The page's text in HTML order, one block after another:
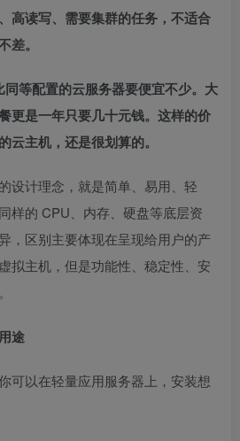
高读写、需要集群的任务，不适合
差。
等配置的云服务器要便宜不少。大
更是一年只要几十元钱。这样的价
云主机，还是很划算的。
设计理念，就是简单、易用、轻
样的 CPU、内存、硬盘等底层资
，区别主要体现在呈现给用户的产
拟主机，但是功能性、稳定性、安
途
可以在轻量应用服务器上，安装想